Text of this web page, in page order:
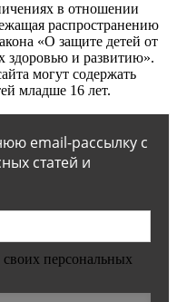
в отношении
распространению
«О защите детей от
и развитию».
могут содержать
младше 16 лет.
email-рассылку с
статей и
своих персональных